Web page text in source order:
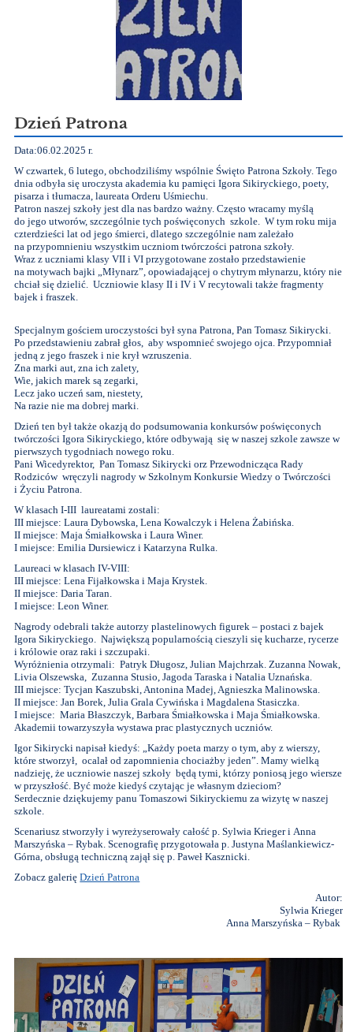
Dzień Patrona
Data:06.02.2025 r.
W czwartek, 6 lutego, obchodziliśmy wspólnie Święto Patrona Szkoły. Tego
dnia odbyła się uroczysta akademia ku pamięci Igora Sikiryckiego, poety,
pisarza i tłumacza, laureata Orderu Uśmiechu.
Patron naszej szkoły jest dla nas bardzo ważny. Często wracamy myślą
do jego utworów, szczególnie tych poświęconych szkole. W tym roku mija
czterdzieści lat od jego śmierci, dlatego szczególnie nam zależało
na przypomnieniu wszystkim uczniom twórczości patrona szkoły.
Wraz z uczniami klasy VII i VI przygotowane zostało przedstawienie
na motywach bajki „Młynarz”, opowiadającej o chytrym młynarzu, który nie
chciał się dzielić. Uczniowie klasy II i IV i V recytowali także fragmenty
bajek i fraszek.
Specjalnym gościem uroczystości był syna Patrona, Pan Tomasz Sikirycki.
Po przedstawieniu zabrał głos, aby wspomnieć swojego ojca. Przypomniał
jedną z jego fraszek i nie krył wzruszenia.
Zna marki aut, zna ich zalety,
Wie, jakich marek są zegarki,
Lecz jako uczeń sam, niestety,
Na razie nie ma dobrej marki.
Dzień ten był także okazją do podsumowania konkursów poświęconych
twórczości Igora Sikiryckiego, które odbywają się w naszej szkole zawsze w
pierwszych tygodniach nowego roku.
Pani Wicedyrektor, Pan Tomasz Sikirycki orz Przewodnicząca Rady
Rodziców wręczyli nagrody w Szkolnym Konkursie Wiedzy o Twórczości
i Życiu Patrona.
W klasach I-III laureatami zostali:
III miejsce: Laura Dybowska, Lena Kowalczyk i Helena Żabińska.
II miejsce: Maja Śmiałkowska i Laura Winer.
I miejsce: Emilia Dursiewicz i Katarzyna Rulka.
Laureaci w klasach IV-VIII:
III miejsce: Lena Fijałkowska i Maja Krystek.
II miejsce: Daria Taran.
I miejsce: Leon Winer.
Nagrody odebrali także autorzy plastelinowych figurek – postaci z bajek
Igora Sikiryckiego. Największą popularnością cieszyli się kucharze, rycerze
i królowie oraz raki i szczupaki.
Wyróżnienia otrzymali: Patryk Długosz, Julian Majchrzak. Zuzanna Nowak,
Livia Olszewska, Zuzanna Stusio, Jagoda Taraska i Natalia Uznańska.
III miejsce: Tycjan Kaszubski, Antonina Madej, Agnieszka Malinowska.
II miejsce: Jan Borek, Julia Grala Cywińska i Magdalena Stasiczka.
I miejsce: Maria Błaszczyk, Barbara Śmiałkowska i Maja Śmiałkowska.
Akademii towarzyszyła wystawa prac plastycznych uczniów.
Igor Sikirycki napisał kiedyś: „Każdy poeta marzy o tym, aby z wierszy,
które stworzył, ocalał od zapomnienia chociażby jeden”. Mamy wielką
nadzieję, że uczniowie naszej szkoły będą tymi, którzy poniosą jego wiersze
w przyszłość. Być może kiedyś czytając je własnym dzieciom?
Serdecznie dziękujemy panu Tomaszowi Sikiryckiemu za wizytę w naszej
szkole.
Scenariusz stworzyły i wyreżyserowały całość p. Sylwia Krieger i Anna
Marszyńska – Rybak. Scenografię przygotowała p. Justyna Maślankiewicz-
Górna, obsługą techniczną zajął się p. Paweł Kasznicki.
Zobacz galerięDzień Patrona
Autor:
Sylwia Krieger
Anna Marszyńska – Rybak